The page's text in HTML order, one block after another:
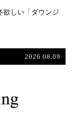
欲しい「ダウンジ
2026.08.09